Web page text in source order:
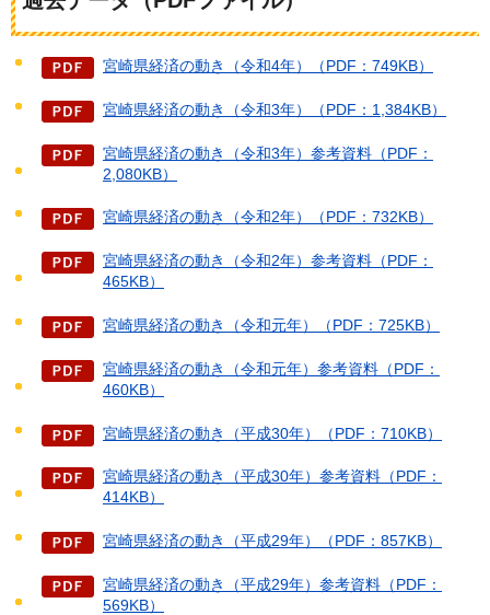
宮崎県経済の動き（令和4年）（PDF：749KB）
宮崎県経済の動き（令和3年）（PDF：1,384KB）
宮崎県経済の動き（令和3年）参考資料（PDF：
2,080KB）
宮崎県経済の動き（令和2年）（PDF：732KB）
宮崎県経済の動き（令和2年）参考資料（PDF：
465KB）
宮崎県経済の動き（令和元年）（PDF：725KB）
宮崎県経済の動き（令和元年）参考資料（PDF：
460KB）
宮崎県経済の動き（平成30年）（PDF：710KB）
宮崎県経済の動き（平成30年）参考資料（PDF：
414KB）
宮崎県経済の動き（平成29年）（PDF：857KB）
宮崎県経済の動き（平成29年）参考資料（PDF：
569KB）